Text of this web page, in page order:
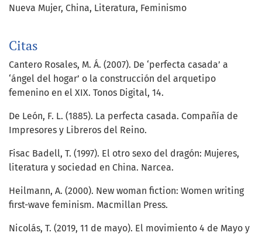
Nueva Mujer China Literatura Feminismo
Citas
Cantero Rosales, M. Á. (2007). De ‘perfecta casada’ a
‘ángel del hogar’ o la construcción del arquetipo
femenino en el XIX. Tonos Digital, 14.
De León, F. L. (1885). La perfecta casada. Compañía de
Impresores y Libreros del Reino.
Fisac Badell, T. (1997). El otro sexo del dragón: Mujeres,
literatura y sociedad en China. Narcea.
Heilmann, A. (2000). New woman fiction: Women writing
first-wave feminism. Macmillan Press.
Nicolás, T. (2019, 11 de mayo). El movimiento 4 de Mayo y